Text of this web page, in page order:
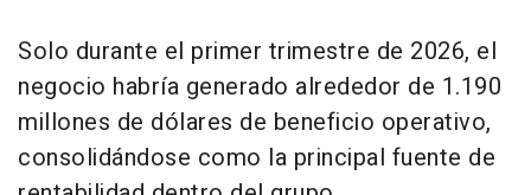
Solo durante el primer trimestre de 2026, el
negocio habría generado alrededor de 1.190
millones de dólares de beneficio operativo,
consolidándose como la principal fuente de